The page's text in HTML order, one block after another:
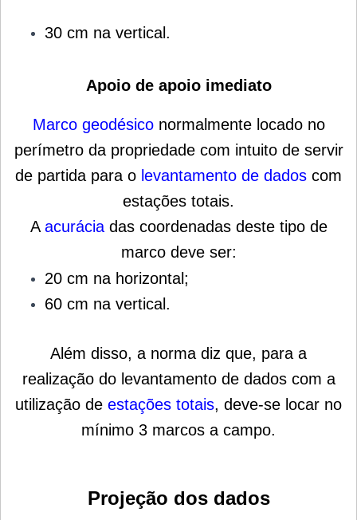
30 cm na vertical.
Apoio de apoio imediato
Marco geodésiconormalmente locado no
perímetro da propriedade com intuito de servir
de partida para o levantamento de dados com
estações totais.
A acuráciadas coordenadas deste tipo de
marco deve ser:
20 cm na horizontal;
60 cm na vertical.
Além disso, a norma diz que, para a
realização do levantamento de dados com a
utilização de estações totais, deve-se locar no
mínimo 3 marcos a campo.
Projeção dos dados